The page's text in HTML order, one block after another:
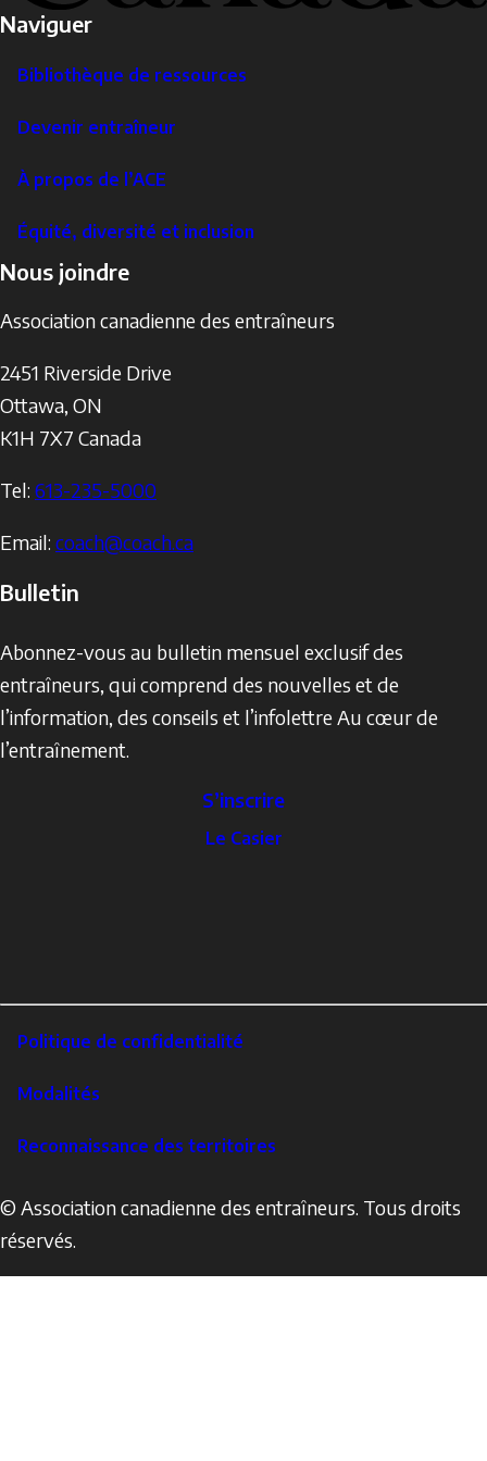
Naviguer
Bibliothèque de ressources
Devenir entraîneur
À propos de l’ACE
Équité, diversité et inclusion
Nous joindre
Association canadienne des entraîneurs
2451 Riverside Drive
Ottawa, ON
K1H 7X7 Canada
Tel: 613-235-5000
Email: coach@coach.ca
Bulletin
Abonnez-vous au bulletin mensuel exclusif des
entraîneurs, qui comprend des nouvelles et de
l’information, des conseils et l’infolettre Au cœur de
l’entraînement.
S’inscrire
Le Casier
Footer
Corporate
Politique de confidentialité
Modalités
Reconnaissance des territoires
© Association canadienne des entraîneurs. Tous droits
réservés.